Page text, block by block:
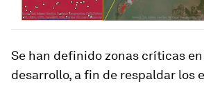
Se han definido zonas críticas en
desarrollo, a fin de respaldar los